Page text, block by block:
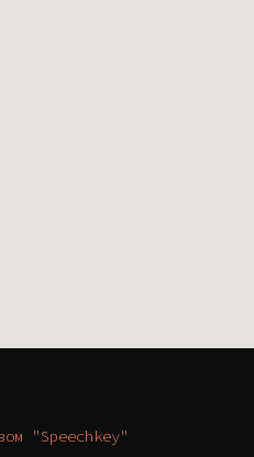
"Speechkey"